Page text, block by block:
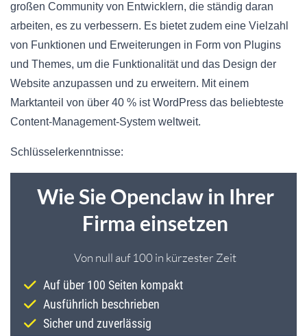
großen Community von Entwicklern, die ständig daran
arbeiten, es zu verbessern. Es bietet zudem eine Vielzahl
von Funktionen und Erweiterungen in Form von Plugins
und Themes, um die Funktionalität und das Design der
Website anzupassen und zu erweitern. Mit einem
Marktanteil von über 40 % ist WordPress das beliebteste
Content-Management-System weltweit.
Schlüsselerkenntnisse: